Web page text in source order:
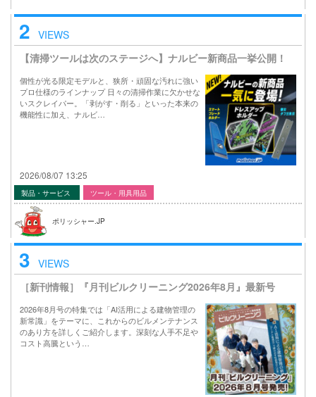
2 VIEWS
【清掃ツールは次のステージへ】ナルビー新商品一挙公開！
個性が光る限定モデルと、狭所・頑固な汚れに強い
プロ仕様のラインナップ 日々の清掃作業に欠かせな
いスクレイパー。「剥がす・削る」といった本来の
機能性に加え、ナルビ…
2026/08/07 13:25
製品・サービス ツール・用具用品
ポリッシャー.JP
3 VIEWS
［新刊情報］『月刊ビルクリーニング2026年8月』最新号
2026年8月号の特集では「AI活用による建物管理の
新常識」をテーマに、これからのビルメンテナンス
のあり方を詳しくご紹介します。深刻な人手不足や
コスト高騰という…